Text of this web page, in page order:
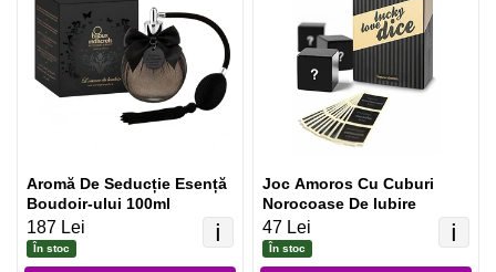
ℹ️
Aromă De Seducție Esență
Boudoir-ului 100ml
187 Lei
În stoc
ℹ️
Joc Amoros Cu Cuburi
Norocoase De Iubire
47 Lei
În stoc